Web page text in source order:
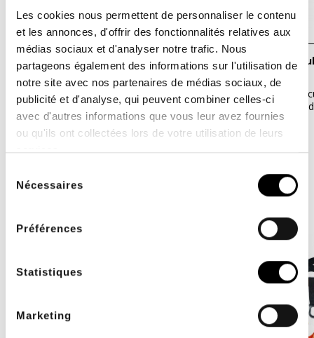
Les cookies nous permettent de personnaliser le contenu
et les annonces, d'offrir des fonctionnalités relatives aux
médias sociaux et d'analyser notre trafic. Nous
partageons également des informations sur l'utilisation de
notre site avec nos partenaires de médias sociaux, de
publicité et d'analyse, qui peuvent combiner celles-ci
avec d'autres informations que vous leur avez fournies
ou qu'ils ont collectées lors de votre utilisation de leurs
services.
Nécessaires
Préférences
Statistiques
Marketing
BLACKROLL - Lote de 3 Loop Band
La BLACKROLL® LOOP BAND se dirige
principalmente a las pequeñas cadenas...
40,00 €
35,00 €
Tirante
El "Tirante
también
97,00 €
MISMA MARCA Y CATEGORÍA